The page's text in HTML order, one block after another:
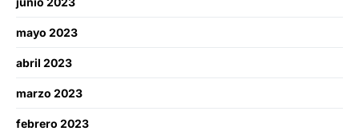
mayo 2023
abril 2023
marzo 2023
febrero 2023